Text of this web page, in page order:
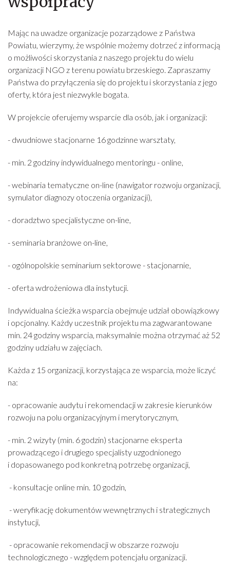
Mając na uwadze organizacje pozarządowe z Państwa
Powiatu, wierzymy, że wspólnie możemy dotrzeć z informacją
o możliwości skorzystania z naszego projektu do wielu
organizacji NGO z terenu powiatu brzeskiego. Zapraszamy
Państwa do przyłączenia się do projektu i skorzystania z jego
oferty, która jest niezwykle bogata.
W projekcie oferujemy wsparcie dla osób, jak i organizacji:
- dwudniowe stacjonarne 16 godzinne warsztaty,
- min. 2 godziny indywidualnego mentoringu - online,
- webinaria tematyczne on-line (nawigator rozwoju organizacji,
symulator diagnozy otoczenia organizacji),
- doradztwo specjalistyczne on-line,
- seminaria branżowe on-line,
- ogólnopolskie seminarium sektorowe - stacjonarnie,
- oferta wdrożeniowa dla instytucji.
Indywidualna ścieżka wsparcia obejmuje udział obowiązkowy
i opcjonalny. Każdy uczestnik projektu ma zagwarantowane
min. 24 godziny wsparcia, maksymalnie można otrzymać aż 52
godziny udziału w zajęciach.
Każda z 15 organizacji, korzystająca ze wsparcia, może liczyć
na:
- opracowanie audytu i rekomendacji w zakresie kierunków
rozwoju na polu organizacyjnym i merytorycznym,
- min. 2 wizyty (min. 6 godzin) stacjonarne eksperta
prowadzącego i drugiego specjalisty uzgodnionego
i dopasowanego pod konkretną potrzebę organizacji,
- konsultacje online min. 10 godzin,
- weryfikację dokumentów wewnętrznych i strategicznych
instytucji,
- opracowanie rekomendacji w obszarze rozwoju
technologicznego - względem potencjału organizacji.